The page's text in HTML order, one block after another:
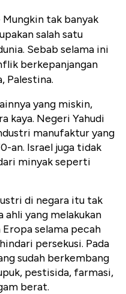
Mungkin tak banyak
salah satu
Sebab selama ini
berkepanjangan
Palestina.
yang miskin,
kaya. Negeri Yahudi
manufaktur yang
an. Israel juga tidak
minyak seperti
di negara itu tak
ahli yang melakukan
selama pecah
persekusi. Pada
sudah berkembang
pestisida, farmasi,
berat.